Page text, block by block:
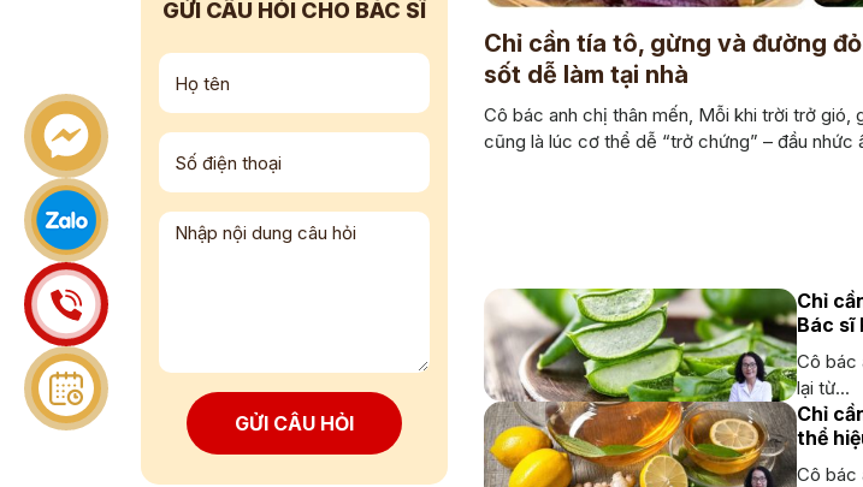
GỬI CÂU HỎI CHO BÁC SĨ
GỬI CÂU HỎI
Chỉ cần tía tô, gừng và đường
sốt dễ làm tại nhà
Cô bác anh chị thân mến, Mỗi khi trời trở gió,
cũng là lúc cơ thể dễ “trở chứng” – đầu nhức
Chỉ
Bác sĩ
Cô bác
lại từ...
Chỉ
thể
Cô bác